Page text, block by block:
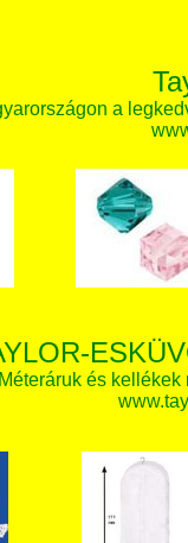
a
Méteráruk és